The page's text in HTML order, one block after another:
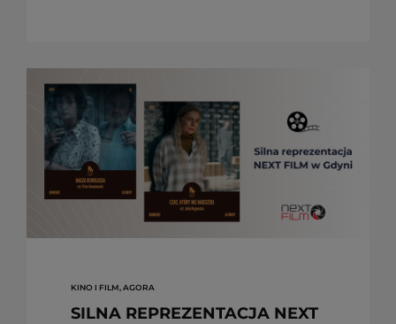
KINO I FILM, AGORA
SILNA REPREZENTACJA NEXT